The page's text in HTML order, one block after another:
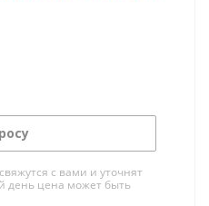
с вами и уточнят
день цена может быть